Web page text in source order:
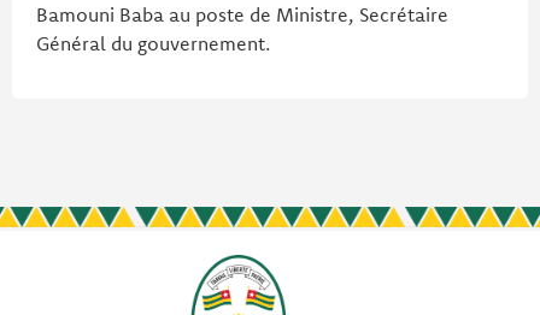
Bamouni Baba au poste de Ministre, Secrétaire
Général du gouvernement.